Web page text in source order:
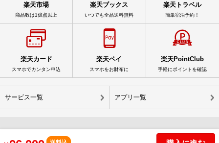
楽天市場
商品数は1億点以上
楽天ブックス
いつでも全品送料無料
楽天トラベル
簡単宿泊予約！
楽天カード
スマホでカンタン申込
楽天ペイ
スマホをお財布に
楽天PointClub
手軽にポイントを確認
サービス一覧 アプリ一覧